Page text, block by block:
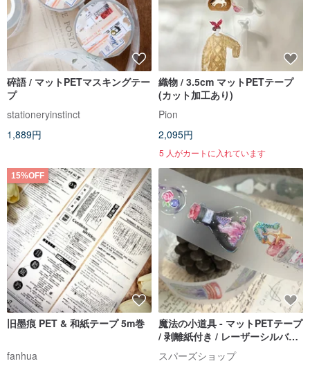
碎語 / マットPETマスキングテー
プ
stationeryinstinct
1,889円
織物 / 3.5cm マットPETテープ
(カット加工あり)
Pion
2,095円
5 人がカートに入れています
15%OFF
旧墨痕 PET & 和紙テープ 5m巻
fanhua
魔法の小道具 - マットPETテープ
/ 剥離紙付き / レーザーシルバー
加工
スパーズショップ